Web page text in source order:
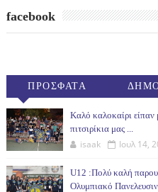
facebook
ΠΡΟΣΦΑΤΑ
Καλό καλοκαίρι
πιτσιρίκια μας ...
isaak Ιουλ 14,
U12 :Πολύ καλή
Ολυμπιακό